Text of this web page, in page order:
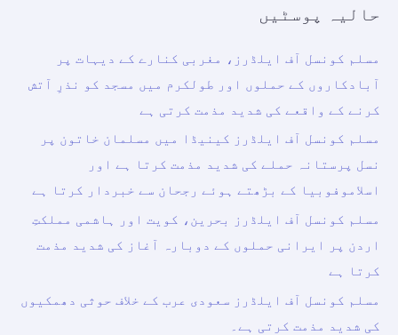
حالیہ پوسٹیں
مسلم کونسل آف ایلڈرز، مغربی کنارے کے دیہات پر
آبادکاروں کے حملوں اور طولکرم میں مسجد کو نذرِ آتش
کرنے کے واقعے کی شدید مذمت کرتی ہے
مسلم کونسل آف ایلڈرز کینیڈا میں مسلمان خاتون پر
نسل پرستانہ حملے کی شدید مذمت کرتا ہے اور
اسلاموفوبیا کے بڑھتے ہوئے رجحان سے خبردار کرتا ہے
مسلم کونسل آف ایلڈرز بحرین، کویت اور ہاشمی مملکتِ
اردن پر ایرانی حملوں کے دوبارہ آغاز کی شدید مذمت
کرتا ہے
مسلم کونسل آف ایلڈرز سعودی عرب کے خلاف حوثی دھمکیوں
کی شدید مذمت کرتی ہے۔